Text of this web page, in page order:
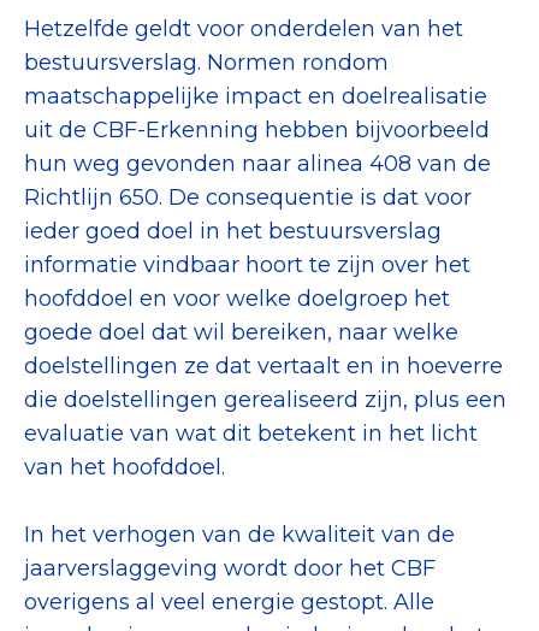
Hetzelfde geldt voor onderdelen van het
bestuursverslag. Normen rondom
maatschappelijke impact en doelrealisatie
uit de CBF-Erkenning hebben bijvoorbeeld
hun weg gevonden naar alinea 408 van de
Richtlijn 650. De consequentie is dat voor
ieder goed doel in het bestuursverslag
informatie vindbaar hoort te zijn over het
hoofddoel en voor welke doelgroep het
goede doel dat wil bereiken, naar welke
doelstellingen ze dat vertaalt en in hoeverre
die doelstellingen gerealiseerd zijn, plus een
evaluatie van wat dit betekent in het licht
van het hoofddoel.
In het verhogen van de kwaliteit van de
jaarverslaggeving wordt door het CBF
overigens al veel energie gestopt. Alle